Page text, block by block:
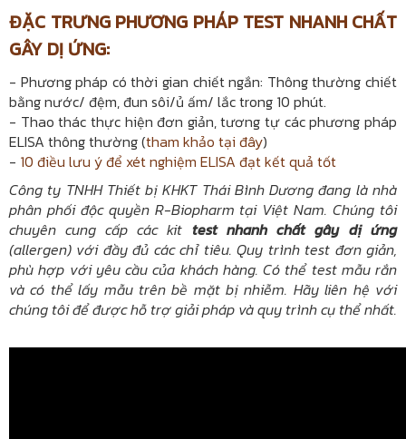
ĐẶC TRƯNG PHƯƠNG PHÁP TEST NHANH CHẤT
GÂY DỊ ỨNG:
- Phương pháp có thời gian chiết ngắn: Thông thường chiết
bằng nước/ đệm, đun sôi/ủ ấm/ lắc trong 10 phút.
- Thao thác thực hiện đơn giản, tương tự các phương pháp
ELISA thông thường (tham khảo tại đây)
- 10 điều lưu ý để xét nghiệm ELISA đạt kết quả tốt
Công ty TNHH Thiết bị KHKT Thái Bình Dương đang là nhà
phân phối độc quyền R-Biopharm tại Việt Nam. Chúng tôi
chuyên cung cấp các kit test nhanh chất gây dị ứng
(allergen) với đầy đủ các chỉ tiêu. Quy trình test đơn giản,
phù hợp với yêu cầu của khách hàng. Có thể test mẫu rắn
và có thể lấy mẫu trên bề mặt bị nhiễm. Hãy liên hệ với
chúng tôi để được hỗ trợ giải pháp và quy trình cụ thể nhất.